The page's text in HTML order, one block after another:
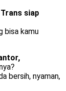
siap
bisa kamu
bersih, nyaman,